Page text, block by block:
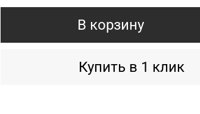
В корзину
Купить в 1 клик